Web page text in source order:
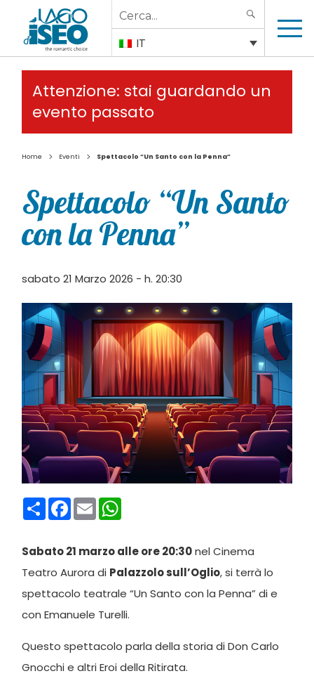
Search
for:
IT
Attenzione: stai guardando un
evento passato
Home > Eventi > Spettacolo “Un Santo con la Penna”
Spettacolo “Un Santo
con la Penna”
sabato 21 Marzo 2026 - h. 20:30
CondividiFacebook
Email
Sabato 21 marzo alle ore 20:30nel Cinema
Teatro Aurora di Palazzolo sull’Oglio, si terrà lo
spettacolo teatrale “Un Santo con la Penna” di e
con Emanuele Turelli.
Questo spettacolo parla della storia di Don Carlo
Gnocchi e altri Eroi della Ritirata.